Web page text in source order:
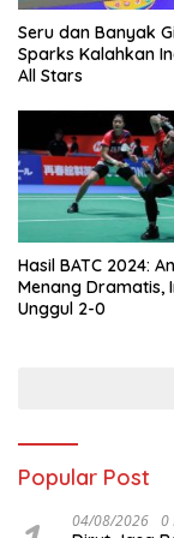
Seru dan Banyak
Sparks Kalahkan
All Stars
Hasil BATC 2024:
Menang Dramatis,
Unggul 2-0
Popular Post
04/08/2026 0